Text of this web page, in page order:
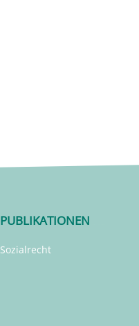
PUBLIKATIONEN
Sozialrecht